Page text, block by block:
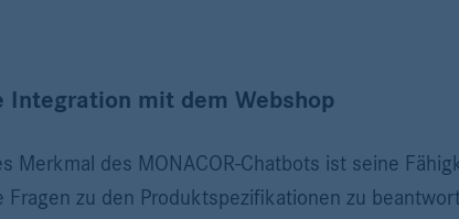
Integration mit dem Webshop
Merkmal des MONACOR-Chatbots ist seine
Fragen zu den Produktspezifikationen zu